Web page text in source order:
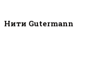
Нити Gutermann